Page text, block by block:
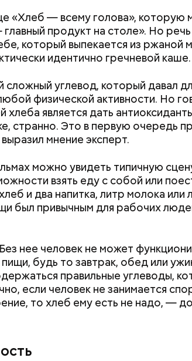
«Хлеб — всему голова», которую
продукт на столе». Но
который выпекается из ржаной
идентично гречневой каше.
углевод, который давал
физической активности. Но
хлеба является дать
странно. Это в первую очередь
мнение эксперт.
можно увидеть типичную
взять еду с собой или
и два напитка, литр молока или
был привычным для рабочих
нее человек не может
будь то завтрак, обед или
правильные углеводы,
если человек не занимается
то хлеб ему есть не надо, —
нужно легко обжарить на
зелень петрушки, чеснок,
очень вкусно, — поделился
не для всех дыня может
ее стоит есть с осторожностью
учиться по
что
В прокат
фильм «Чучело»:
смотреть и что
критики